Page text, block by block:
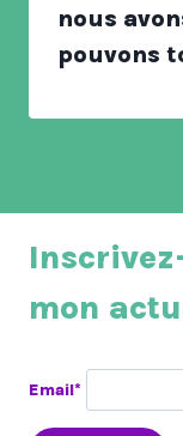
nous
pouvons
mon
Email*